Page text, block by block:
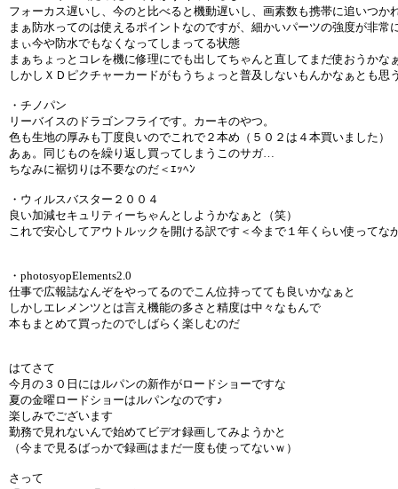
フォーカス遅いし、今のと比べると機動遅いし、画素数も携帯に追いつ
まぁ防水ってのは使えるポイントなのですが、細かいパーツの強度が非常
まぃ今や防水でもなくなってしまってる状態
まぁちょっとコレを機に修理にでも出してちゃんと直してまだ使おうかな
しかしＸＤピクチャーカードがもうちょっと普及しないもんかなぁとも思
・チノパン
リーバイスのドラゴンフライです。カーキのやつ。
色も生地の厚みも丁度良いのでこれで２本め（５０２は４本買いました）
あぁ。同じものを繰り返し買ってしまうこのサガ…
ちなみに裾切りは不要なのだ＜ｴｯﾍﾝ
・ウィルスバスター２００４
良い加減セキュリティーちゃんとしようかなぁと（笑）
これで安心してアウトルックを開ける訳です＜今まで１年くらい使ってな
・photosyopElements2.0
仕事で広報誌なんぞをやってるのでこん位持ってても良いかなぁと
しかしエレメンツとは言え機能の多さと精度は中々なもんで
本もまとめて買ったのでしばらく楽しむのだ
はてさて
今月の３０日にはルパンの新作がロードショーですな
夏の金曜ロードショーはルパンなのです♪
楽しみでございます
勤務で見れないんで始めてビデオ録画してみようかと
（今まで見るばっかで録画はまだ一度も使ってないｗ）
さって